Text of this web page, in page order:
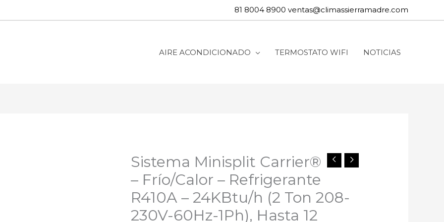
81 8004 8900 ventas@climassierramadre.com
AIRE ACONDICIONADO TERMOSTATO WIFI NOTICIAS
Sistema Minisplit Carrier®
– Frío/Calor – Refrigerante
R410A – 24KBtu/h (2 Ton 208-
230V-60Hz-1Ph), Hasta 12